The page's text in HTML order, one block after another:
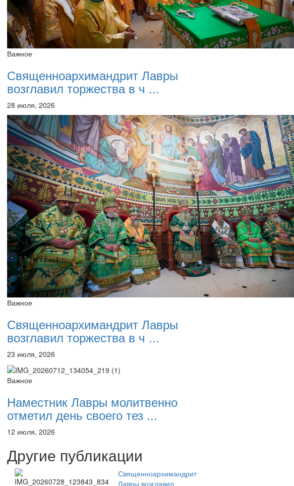
Важное
Священноархимандрит Лавры
возглавил торжества в ч ...
28 июля, 2026
Важное
Священноархимандрит Лавры
возглавил торжества в ч ...
23 июля, 2026
Важное
Наместник Лавры молитвенно
отметил день своего тез ...
12 июля, 2026
Другие публикации
Священноархимандрит
Лавры возглавил